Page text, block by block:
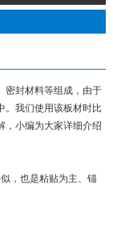
密封材料等组成，由于
。我们使用该板材时比
，小编为大家详细介绍
，也是粘贴为主、锚